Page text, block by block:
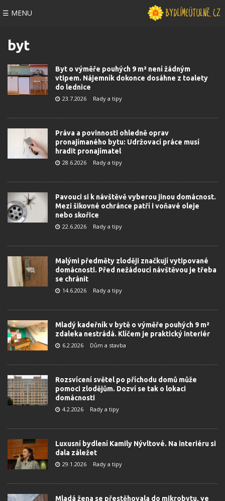
☰ MENU
byt
Byt o výměře pouhých 9 m² není žádným
vtipem. Nájemník dokonce dosáhne z toalety
do lednice
23.7.2026 Rady a tipy
Práva a povinnosti ohledně oprav
pronajímaného bytu: Udržovací práce musí
hradit pronajímatel
28.6.2026 Rady a tipy
Pavouci si k návštěvě vyberou jinou domácnost.
Mezi šikovné ochránce patří i voňavé oleje
nebo skořice
22.6.2026 Rady a tipy
Malými předměty zloději značkují vytipované
domácnosti. Před nežádoucí návštěvou je třeba
se chránit
14.6.2026 Rady a tipy
Mladý kadeřník v bytě o výměře pouhých 9 m²
zdaleka nestrádá. Klíčem je praktický interiér
6.2.2026 Dům a stavba
Rozsvícení světel po příchodu domů může
pomoci zlodějům. Dozví se tak o lokaci
domácnosti
4.2.2026 Rady a tipy
Luxusní bydlení Kamily Nývltové. Na interiéru si
dala záležet
29.1.2026 Rady a tipy
Mladá žena se přestěhovala do mikrobytu, ve